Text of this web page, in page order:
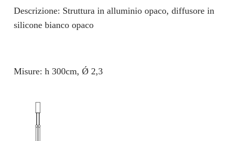
Descrizione: Struttura in alluminio opaco, diffusore in
silicone bianco opaco
Misure: h 300cm, Ǿ 2,3